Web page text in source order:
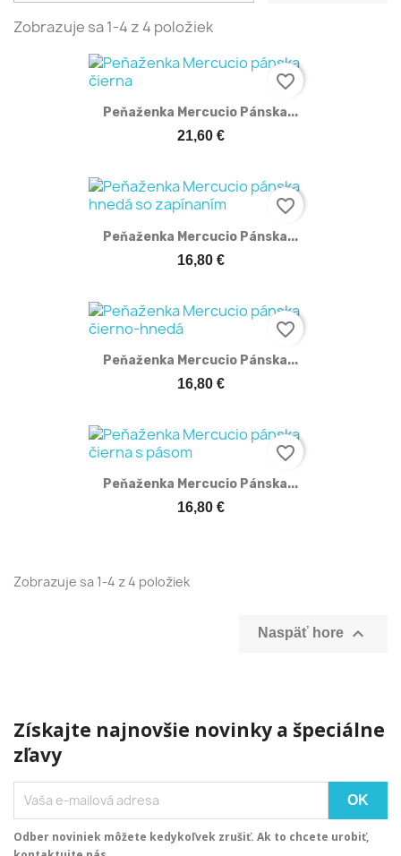
Zobrazuje sa 1-4 z 4 položiek
Peňaženka Mercucio Pánska...
21,60 €
favorite_border
Peňaženka Mercucio Pánska...
16,80 €
favorite_border
Peňaženka Mercucio Pánska...
16,80 €
favorite_border
Peňaženka Mercucio Pánska...
16,80 €
favorite_border
Zobrazuje sa 1-4 z 4 položiek
Naspäť hore 
Získajte najnovšie novinky a špeciálne
zľavy
Odber noviniek môžete kedykoľvek zrušiť. Ak to chcete urobiť,